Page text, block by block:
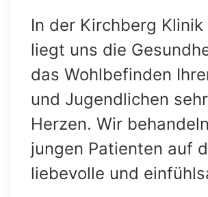
In der Kirchberg Klinik
liegt uns die
das Wohlbefinden
und Jugendlichen
Herzen. Wir
jungen Patienten auf
liebevolle und